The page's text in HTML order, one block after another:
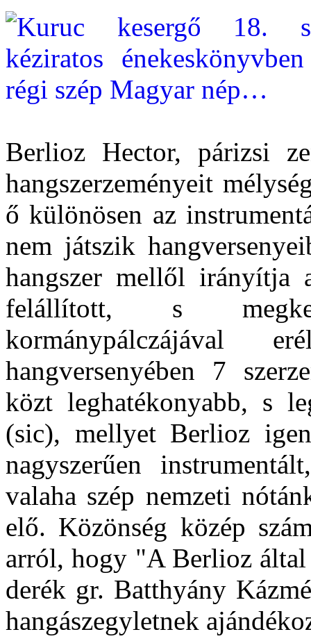
Berlioz Hector, párizsi
hangszerzeményeit
ő különösen az
nem játszik
hangszer mellől irányítja
felállított, s
kormánypálczájával
hangversenyében 7
közt leghatékonyabb, s
(sic), mellyet Berlioz
nagyszerűen
valaha szép nemzeti
elő. Közönség közép
arról, hogy "A Berlioz
derék gr. Batthyány
hangászegyletnek